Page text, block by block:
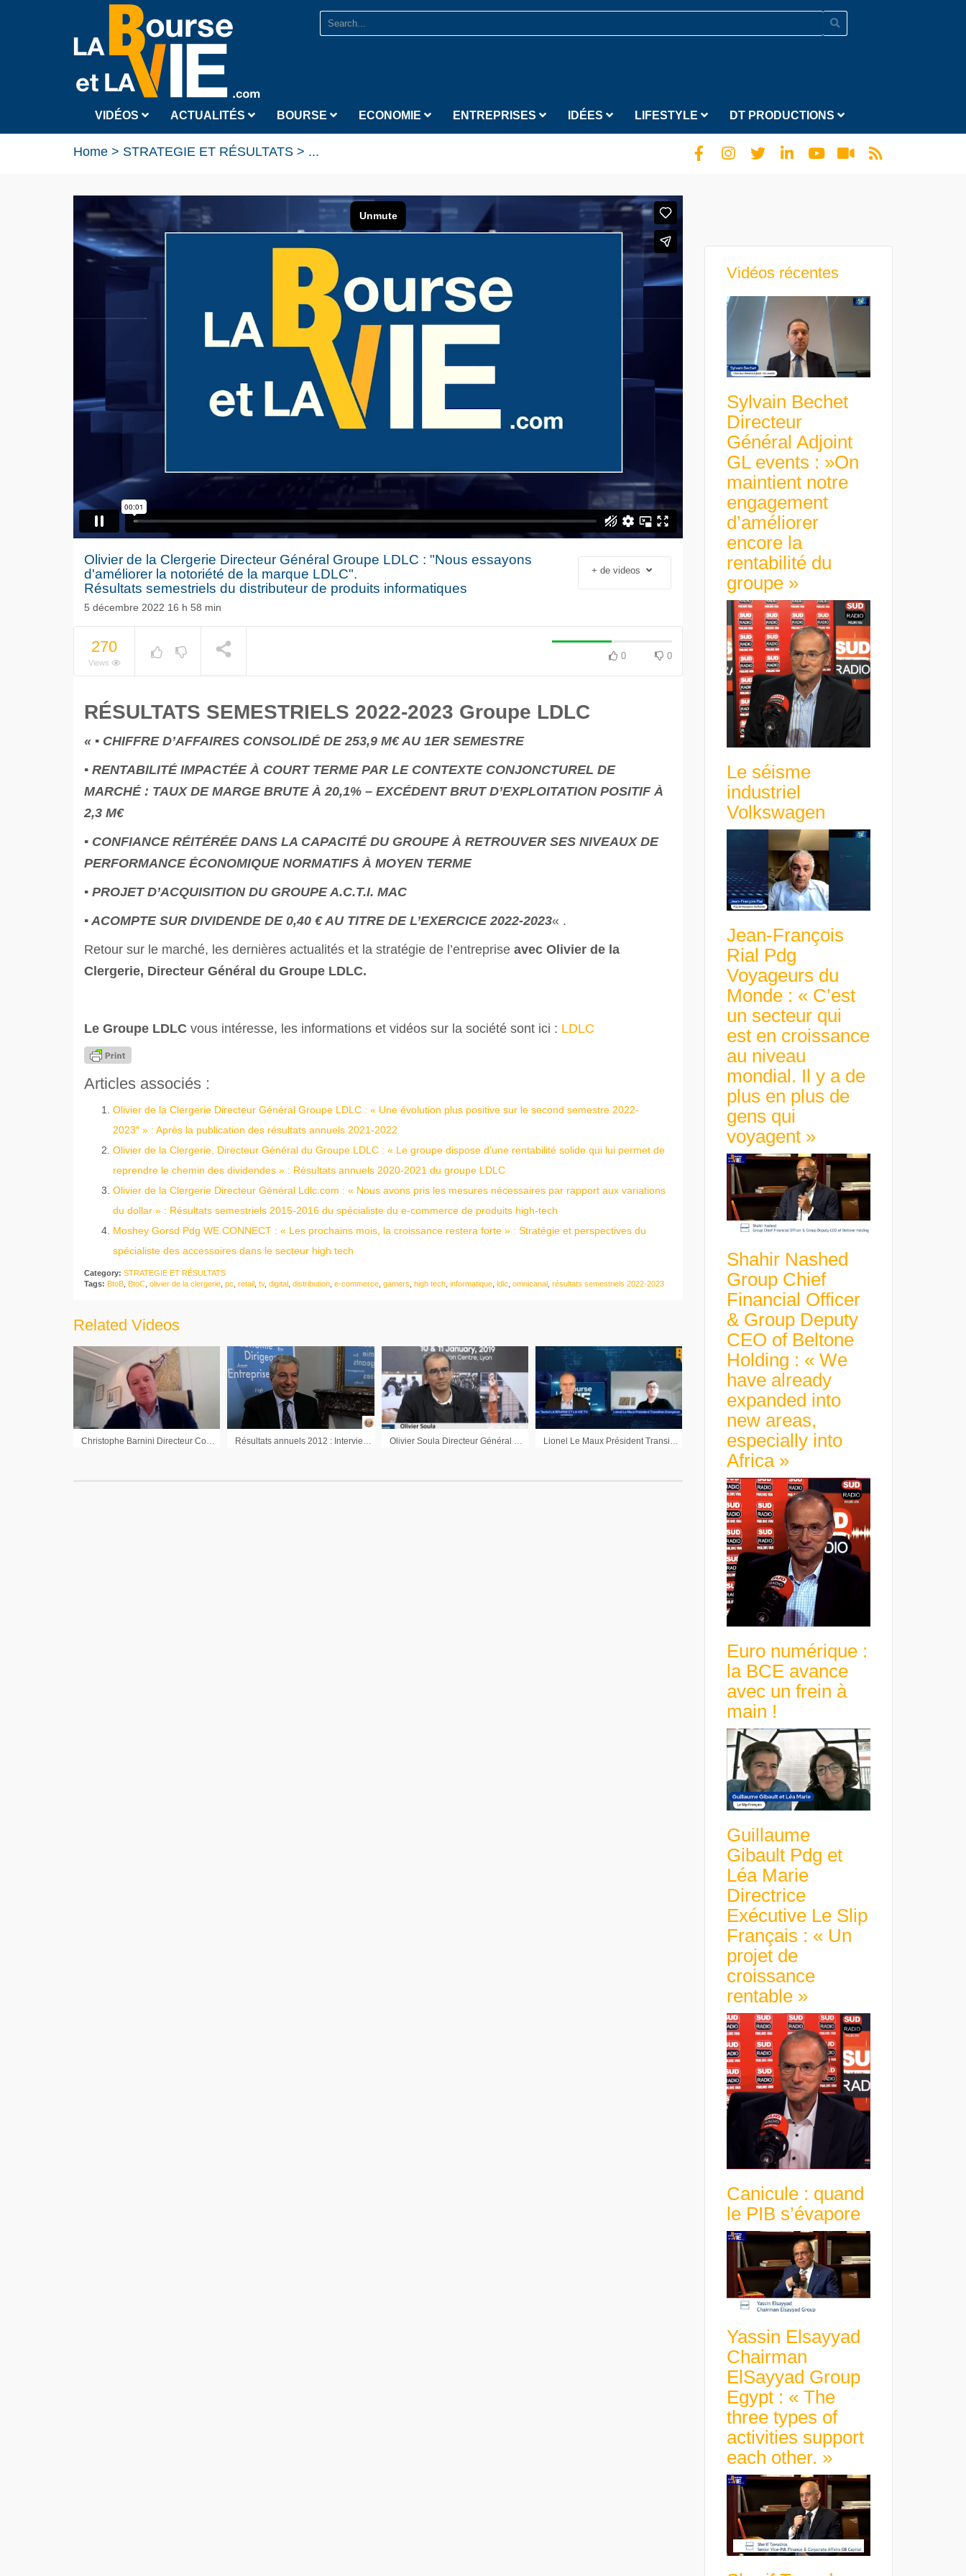
VIDÉOS ACTUALITÉS BOURSE ECONOMIE ENTREPRISES IDÉES LIFESTYLE DT PRODUCTIONS
Home > STRATEGIE ET RÉSULTATS > ...
NOW PLAYING
Jean-François Rial Pdg
Voyageurs du Monde : « C’est
Euro numérique : la BCE
avance avec un frein à main !
Olivier de la Clergerie Directeur Général Groupe LDLC : "Nous essayons
d'améliorer la notoriété de la marque LDLC".
Résultats semestriels du distributeur de produits informatiques
5 décembre 2022 16 h 58 min
+ de videos
270
Views
0 0
RÉSULTATS SEMESTRIELS 2022-2023 Groupe LDLC
« ▪ CHIFFRE D’AFFAIRES CONSOLIDÉ DE 253,9 M€ AU 1ER SEMESTRE
▪ RENTABILITÉ IMPACTÉE À COURT TERME PAR LE CONTEXTE CONJONCTUREL DE
MARCHÉ : TAUX DE MARGE BRUTE À 20,1% – EXCÉDENT BRUT D’EXPLOITATION POSITIF À
2,3 M€
▪ CONFIANCE RÉITÉRÉE DANS LA CAPACITÉ DU GROUPE À RETROUVER SES NIVEAUX DE
PERFORMANCE ÉCONOMIQUE NORMATIFS À MOYEN TERME
▪ PROJET D’ACQUISITION DU GROUPE A.C.T.I. MAC
▪ ACOMPTE SUR DIVIDENDE DE 0,40 € AU TITRE DE L’EXERCICE 2022-2023« .
Retour sur le marché, les dernières actualités et la stratégie de l’entreprise avec Olivier de la
Clergerie, Directeur Général du Groupe LDLC.
Le Groupe LDLC vous intéresse, les informations et vidéos sur la société sont ici : LDLC
Articles associés :
Olivier de la Clergerie Directeur Général Groupe LDLC : « Une évolution plus positive sur le second semestre 2022-
2023″ » : Après la publication des résultats annuels 2021-2022
Olivier de la Clergerie, Directeur Général du Groupe LDLC : « Le groupe dispose d’une rentabilité solide qui lui permet de
reprendre le chemin des dividendes » : Résultats annuels 2020-2021 du groupe LDLC
Olivier de la Clergerie Directeur Général Ldlc.com : « Nous avons pris les mesures nécessaires par rapport aux variations
du dollar » : Résultats semestriels 2015-2016 du spécialiste du e-commerce de produits high-tech
Moshey Gorsd Pdg WE.CONNECT : « Les prochains mois, la croissance restera forte » : Stratégie et perspectives du
spécialiste des accessoires dans le secteur high tech
Category: STRATEGIE ET RÉSULTATS
Tags: BtoB BtoC olivier de la clergerie pc retail tv, digital distribution e-commerce gamers high tech informatique ldlc omnicanal résultats semestriels 2022-2023
Related Videos
Vidéos récentes
Sylvain Bechet
Directeur
Général Adjoint
GL events : »On
maintient notre
engagement
d’améliorer
encore la
rentabilité du
groupe »
Le séisme
industriel
Volkswagen
Jean-François
Rial Pdg
Voyageurs du
Monde : « C’est
un secteur qui
est en croissance
au niveau
mondial. Il y a de
plus en plus de
gens qui
voyagent »
Shahir Nashed
Group Chief
Financial Officer
& Group Deputy
CEO of Beltone
Holding : « We
have already
expanded into
new areas,
especially into
Africa »
Euro numérique :
la BCE avance
avec un frein à
main !
Guillaume
Gibault Pdg et
Léa Marie
Directrice
Exécutive Le Slip
Français : « Un
projet de
croissance
rentable »
Canicule : quand
le PIB s’évapore
Yassin Elsayyad
Chairman
ElSayyad Group
Egypt : « The
three types of
activities support
each other. »